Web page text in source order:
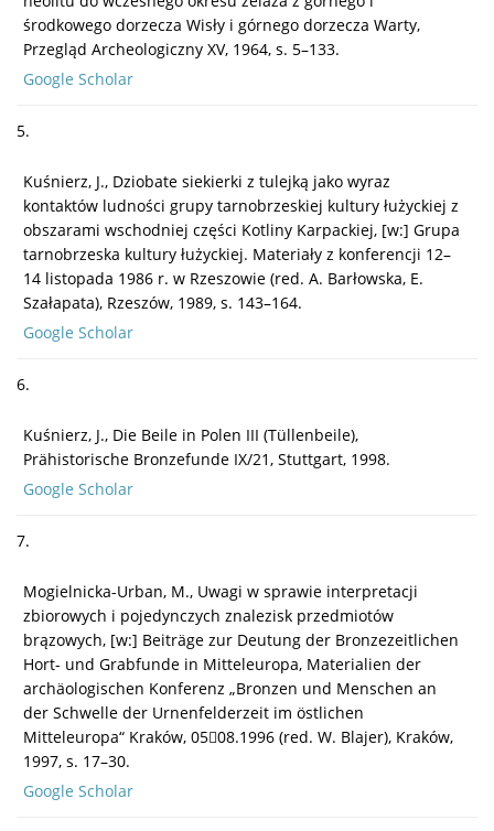
środkowego dorzecza Wisły i górnego dorzecza Warty,
Przegląd Archeologiczny XV, 1964, s. 5–133.
Google Scholar
5.
Kuśnierz, J., Dziobate siekierki z tulejką jako wyraz
kontaktów ludności grupy tarnobrzeskiej kultury łużyckiej z
obszarami wschodniej części Kotliny Karpackiej, [w:] Grupa
tarnobrzeska kultury łużyckiej. Materiały z konferencji 12–
14 listopada 1986 r. w Rzeszowie (red. A. Barłowska, E.
Szałapata), Rzeszów, 1989, s. 143–164.
Google Scholar
6.
Kuśnierz, J., Die Beile in Polen III (Tüllenbeile),
Prähistorische Bronzefunde IX/21, Stuttgart, 1998.
Google Scholar
7.
Mogielnicka-Urban, M., Uwagi w sprawie interpretacji
zbiorowych i pojedynczych znalezisk przedmiotów
brązowych, [w:] Beiträge zur Deutung der Bronzezeitlichen
Hort- und Grabfunde in Mitteleuropa, Materialien der
archäologischen Konferenz „Bronzen und Menschen an
der Schwelle der Urnenfelderzeit im östlichen
Mitteleuropa“ Kraków, 0508.1996 (red. W. Blajer), Kraków,
1997, s. 17–30.
Google Scholar